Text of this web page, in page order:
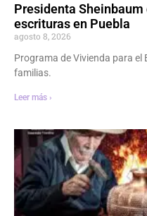
Presidenta
escrituras en Puebla
agosto 8, 2026
Programa de Vivienda para el
familias.
Leer más ›